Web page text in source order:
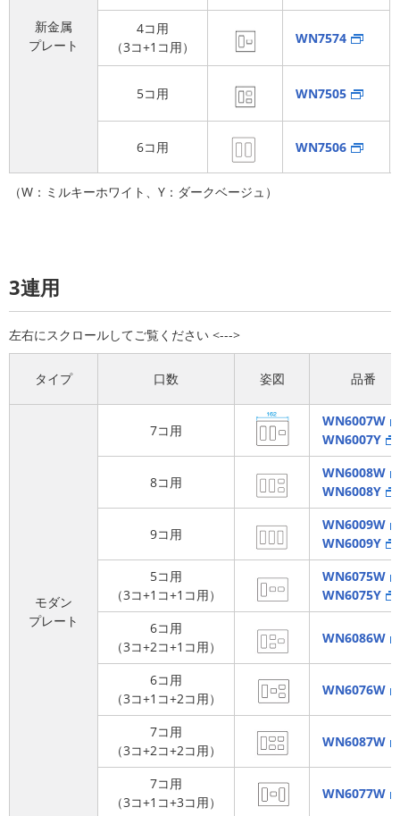
新金属
プレート
4コ用
（3コ+1コ用）
WN7574
5コ用 WN7505
6コ用 WN7506
（W：ミルキーホワイト、Y：ダークベージュ）
3連用
タイプ 口数 姿図 品番
モダン
プレート
7コ用
WN6007W
WN6007Y
8コ用
WN6008W
WN6008Y
9コ用
WN6009W
WN6009Y
5コ用
（3コ+1コ+1コ用）
WN6075W
WN6075Y
6コ用
（3コ+2コ+1コ用）
WN6086W
6コ用
（3コ+1コ+2コ用）
WN6076W
7コ用
（3コ+2コ+2コ用）
WN6087W
7コ用
（3コ+1コ+3コ用）
WN6077W